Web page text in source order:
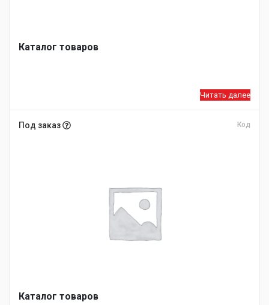
Каталог товаров
Читать далее
Под заказ Код
Каталог товаров